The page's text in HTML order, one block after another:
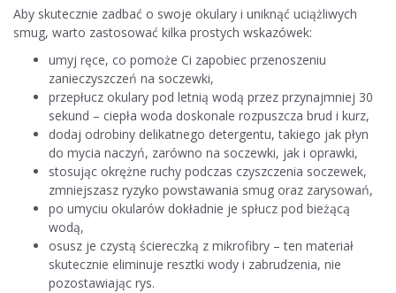
Aby skutecznie zadbać o swoje okulary i uniknąć uciążliwych
smug, warto zastosować kilka prostych wskazówek:
umyj ręce, co pomoże Ci zapobiec przenoszeniu
zanieczyszczeń na soczewki,
przepłucz okulary pod letnią wodą przez przynajmniej 30
sekund – ciepła woda doskonale rozpuszcza brud i kurz,
dodaj odrobiny delikatnego detergentu, takiego jak płyn
do mycia naczyń, zarówno na soczewki, jak i oprawki,
stosując okrężne ruchy podczas czyszczenia soczewek,
zmniejszasz ryzyko powstawania smug oraz zarysowań,
po umyciu okularów dokładnie je spłucz pod bieżącą
wodą,
osusz je czystą ściereczką z mikrofibry – ten materiał
skutecznie eliminuje resztki wody i zabrudzenia, nie
pozostawiając rys.